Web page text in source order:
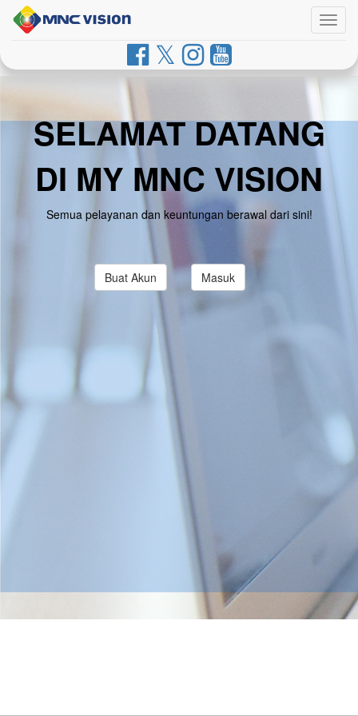
SELAMAT DATANG
DI MY MNC VISION
Semua pelayanan dan keuntungan berawal dari sini!
Buat Akun Masuk